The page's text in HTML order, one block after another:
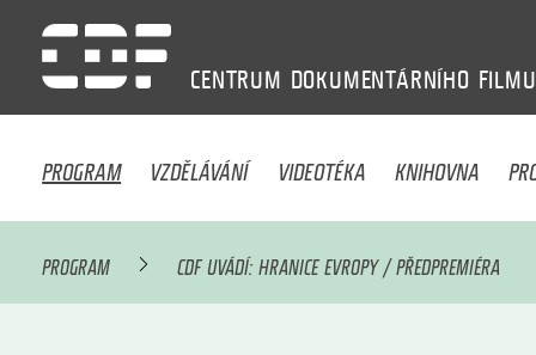
CENTRUM DOKUMENTÁRNÍHO FILMU
PROGRAM VZDĚLÁVÁNÍ VIDEOTÉKA KNIHOVNA
PROGRAM CDF UVÁDÍ: HRANICE EVROPY / PŘEDPREMIÉRA